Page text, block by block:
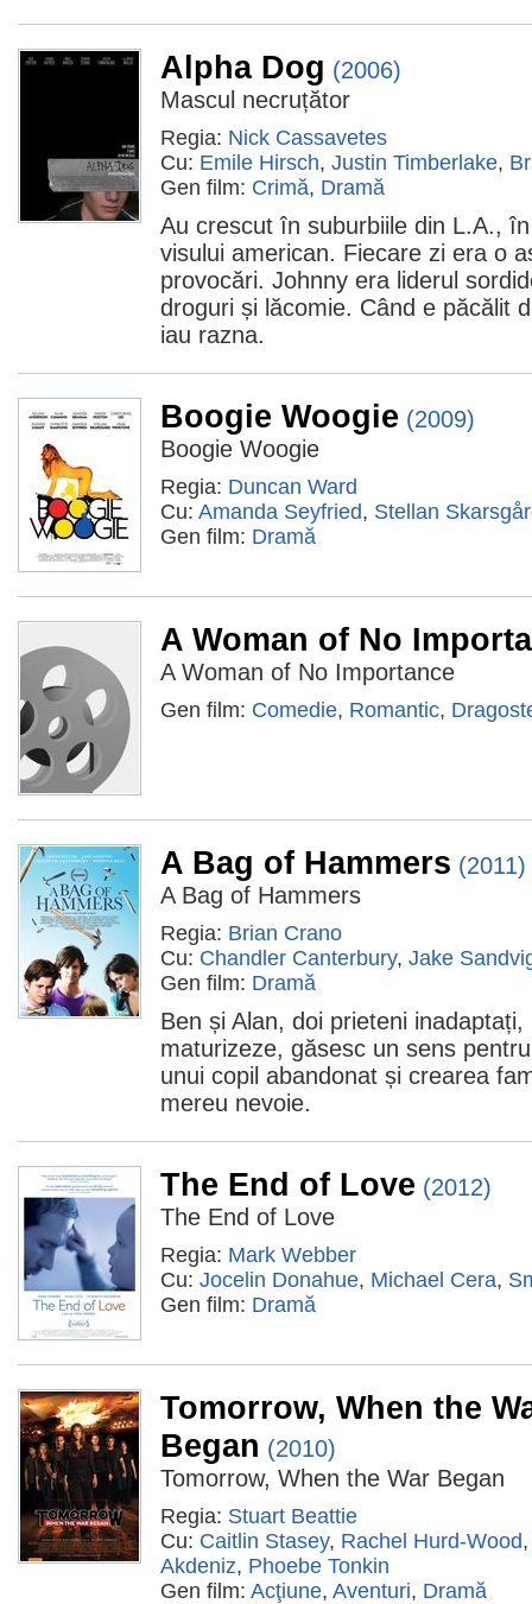
Alpha Dog (2006)
Mascul necruțător
Regia: Nick Cassavetes
Cu: Emile Hirsch, Justin Timberlake,
Gen film: Crimă, Dramă
Au crescut în suburbiile din L.A.,
visului american. Fiecare zi era o
provocări. Johnny era liderul
droguri și lăcomie. Când e păcălit
iau razna.
Boogie Woogie (2009)
Boogie Woogie
Regia: Duncan Ward
Cu: Amanda Seyfried, Stellan
Gen film: Dramă
A Woman of No
A Woman of No Importance
Gen film: Comedie, Romantic,
A Bag of Hammers (2011)
A Bag of Hammers
Regia: Brian Crano
Cu: Chandler Canterbury, Jake
Gen film: Dramă
Ben și Alan, doi prieteni inadaptați,
maturizeze, găsesc un sens
unui copil abandonat și crearea
mereu nevoie.
The End of Love (2012)
The End of Love
Regia: Mark Webber
Cu: Jocelin Donahue, Michael Cera,
Gen film: Dramă
Tomorrow, When the
Began (2010)
Tomorrow, When the War Began
Regia: Stuart Beattie
Cu: Caitlin Stasey, Rachel Hurd-Wood
Akdeniz, Phoebe Tonkin
Gen film: Acţiune, Aventuri, Dramă